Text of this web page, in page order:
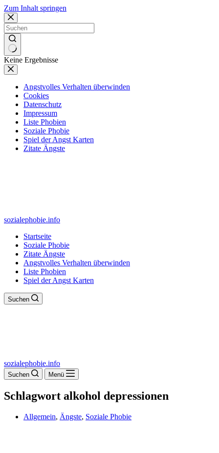
Zum Inhalt springen
Keine Ergebnisse
Angstvolles Verhalten überwinden
Cookies
Datenschutz
Impressum
Liste Phobien
Soziale Phobie
Spiel der Angst Karten
Zitate Ängste
sozialephobie.info
Startseite
Soziale Phobie
Zitate Ängste
Angstvolles Verhalten überwinden
Liste Phobien
Spiel der Angst Karten
Suchen
sozialephobie.info
Suchen Menü
Schlagwort alkohol depressionen
Allgemein, Ängste, Soziale Phobie